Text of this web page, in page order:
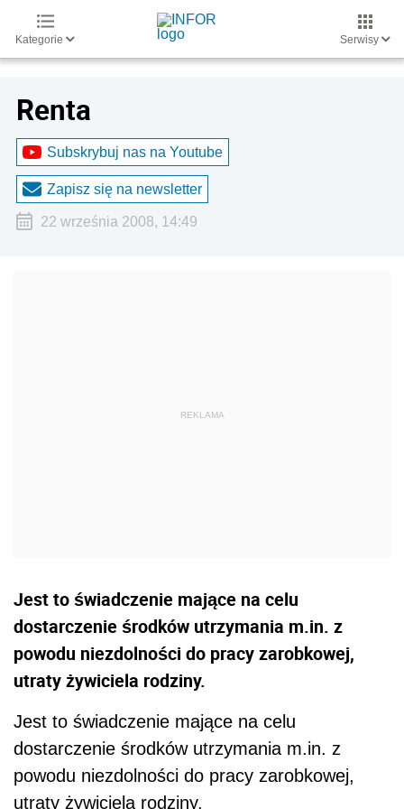
Kategorie Serwisy
Renta
Subskrybuj nas na Youtube
Zapisz się na newsletter
22 września 2008, 14:49
Jest to świadczenie mające na celu
dostarczenie środków utrzymania m.in. z
powodu niezdolności do pracy zarobkowej,
utraty żywiciela rodziny.
Jest to świadczenie mające na celu
dostarczenie środków utrzymania m.in. z
powodu niezdolności do pracy zarobkowej,
utraty żywiciela rodziny.